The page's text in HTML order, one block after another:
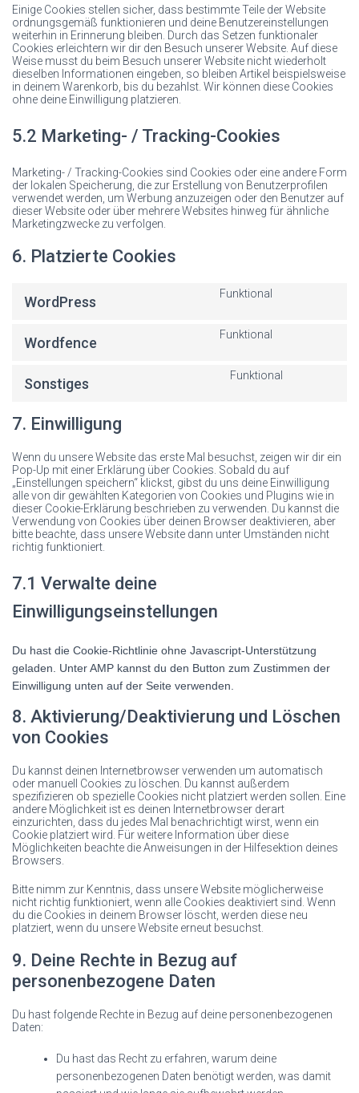
Einige Cookies stellen sicher, dass bestimmte Teile der Website
ordnungsgemäß funktionieren und deine Benutzereinstellungen
weiterhin in Erinnerung bleiben. Durch das Setzen funktionaler
Cookies erleichtern wir dir den Besuch unserer Website. Auf diese
Weise musst du beim Besuch unserer Website nicht wiederholt
dieselben Informationen eingeben, so bleiben Artikel beispielsweise
in deinem Warenkorb, bis du bezahlst. Wir können diese Cookies
ohne deine Einwilligung platzieren.
5.2 Marketing- / Tracking-Cookies
Marketing- / Tracking-Cookies sind Cookies oder eine andere Form
der lokalen Speicherung, die zur Erstellung von Benutzerprofilen
verwendet werden, um Werbung anzuzeigen oder den Benutzer auf
dieser Website oder über mehrere Websites hinweg für ähnliche
Marketingzwecke zu verfolgen.
6. Platzierte Cookies
WordPress
Funktional
Wordfence
Funktional
Sonstiges
Funktional
7. Einwilligung
Wenn du unsere Website das erste Mal besuchst, zeigen wir dir ein
Pop-Up mit einer Erklärung über Cookies. Sobald du auf
„Einstellungen speichern“ klickst, gibst du uns deine Einwilligung
alle von dir gewählten Kategorien von Cookies und Plugins wie in
dieser Cookie-Erklärung beschrieben zu verwenden. Du kannst die
Verwendung von Cookies über deinen Browser deaktivieren, aber
bitte beachte, dass unsere Website dann unter Umständen nicht
richtig funktioniert.
7.1 Verwalte deine
Einwilligungseinstellungen
Du hast die Cookie-Richtlinie ohne Javascript-Unterstützung
geladen. Unter AMP kannst du den Button zum Zustimmen der
Einwilligung unten auf der Seite verwenden.
8. Aktivierung/Deaktivierung und Löschen
von Cookies
Du kannst deinen Internetbrowser verwenden um automatisch
oder manuell Cookies zu löschen. Du kannst außerdem
spezifizieren ob spezielle Cookies nicht platziert werden sollen. Eine
andere Möglichkeit ist es deinen Internetbrowser derart
einzurichten, dass du jedes Mal benachrichtigt wirst, wenn ein
Cookie platziert wird. Für weitere Information über diese
Möglichkeiten beachte die Anweisungen in der Hilfesektion deines
Browsers.
Bitte nimm zur Kenntnis, dass unsere Website möglicherweise
nicht richtig funktioniert, wenn alle Cookies deaktiviert sind. Wenn
du die Cookies in deinem Browser löscht, werden diese neu
platziert, wenn du unsere Website erneut besuchst.
9. Deine Rechte in Bezug auf
personenbezogene Daten
Du hast folgende Rechte in Bezug auf deine personenbezogenen
Daten:
Du hast das Recht zu erfahren, warum deine
personenbezogenen Daten benötigt werden, was damit